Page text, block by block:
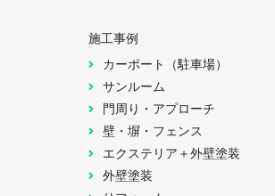
施工事例
カーポート（駐車場）
サンルーム
門周り・アプローチ
壁・塀・フェンス
エクステリア＋外壁塗装
外壁塗装